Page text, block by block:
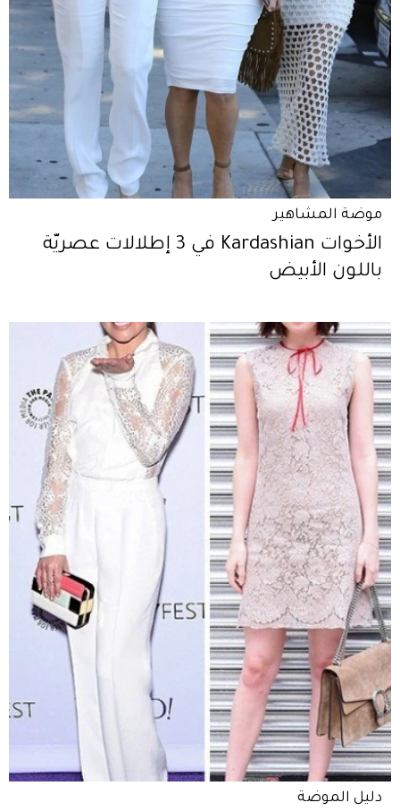
موضة المشاهير
الأخوات Kardashian في 3 إطلالات عصريّة
باللون الأبيض
دليل الموضة